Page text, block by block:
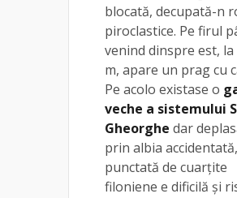
blocată, decupată-n
piroclastice. Pe firul
venind dinspre est, la
m, apare un prag cu
Pe acolo existase o
veche a sistemului
Gheorghe dar
prin albia accidentată,
punctată de cuarţite
filoniene e dificilă și